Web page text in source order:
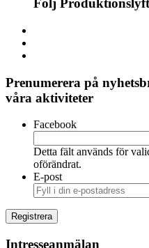
Följ
Prenumerera på
våra aktiviteter
Facebook
Detta fält används för
oförändrat.
E-post
Intresseanmälan